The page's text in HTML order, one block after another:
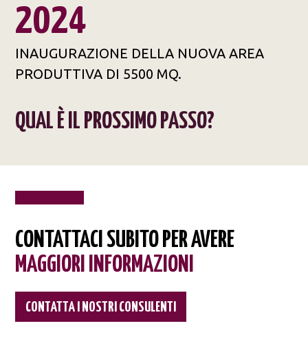
2024
INAUGURAZIONE DELLA NUOVA AREA
PRODUTTIVA DI 5500 MQ.
QUAL È IL PROSSIMO PASSO?
CONTATTACI SUBITO PER AVERE
MAGGIORI INFORMAZIONI
CONTATTA I NOSTRI CONSULENTI